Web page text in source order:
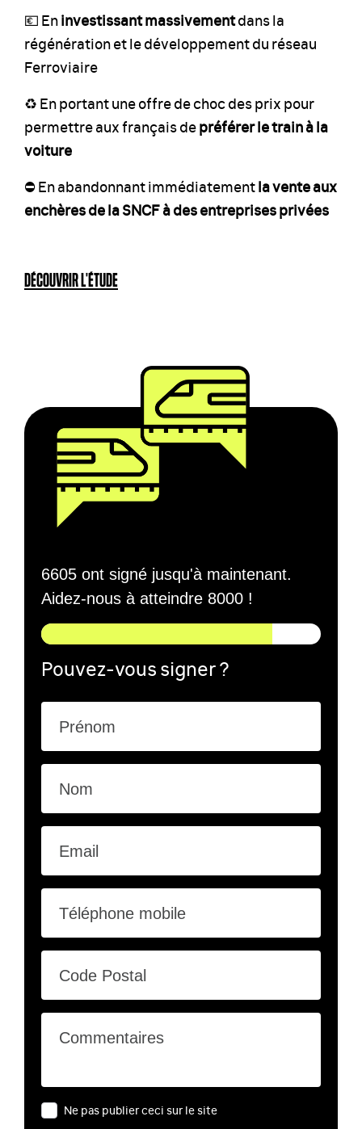
💶 Eninvestissant massivementdans la
régénération et le développement du réseau
Ferroviaire
♻️ En portant une offre de choc des prix pour
permettre aux français depréférer le train à la
voiture
⛔️ En abandonnant immédiatementla vente aux
enchères de la SNCF à des entreprises privées
DÉCOUVRIR L'ÉTUDE
6605 ont signé jusqu'à maintenant.
Aidez-nous à atteindre 8000 !
Pouvez-vous signer ?
Prénom
Nom
Email
Téléphone mobile
Code Postal
Commentaires
Ne pas publier ceci sur le site